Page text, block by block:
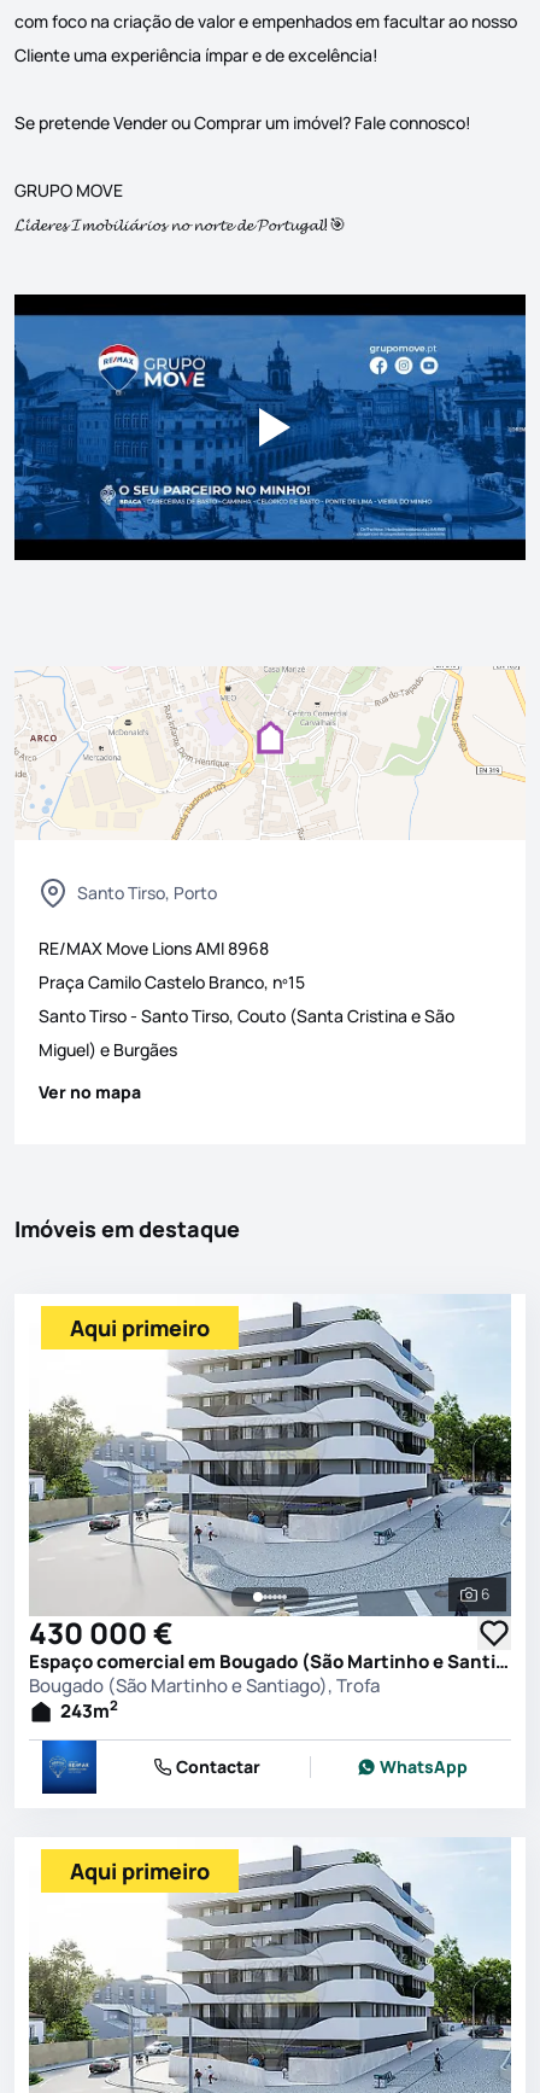
com foco na criação de valor e empenhados em facultar ao nosso
Cliente uma experiência ímpar e de excelência!
Se pretende Vender ou Comprar um imóvel? Fale connosco!
GRUPO MOVE
𝓛𝓲́𝓭𝓮𝓻𝓮𝓼 𝓘𝓶𝓸𝓫𝓲𝓵𝓲𝓪́𝓻𝓲𝓸𝓼 𝓷𝓸 𝓷𝓸𝓻𝓽𝓮 𝓭𝓮 𝓟𝓸𝓻𝓽𝓾𝓰𝓪𝓵!🎯
Santo Tirso, Porto
RE/MAX Move LionsAMI8968
Praça Camilo Castelo Branco, nº15
Santo Tirso- Santo Tirso, Couto (Santa Cristina e São
Miguel) e Burgães
Ver no mapa
Imóveis em destaque
Ver
6
Aqui primeiro
430 000 €
Espaço comercial em Bougado (São Martinho e Santiago), Trofa
Bougado (São Martinho e Santiago), Trofa
243m2
Contactar WhatsApp
Aqui primeiro